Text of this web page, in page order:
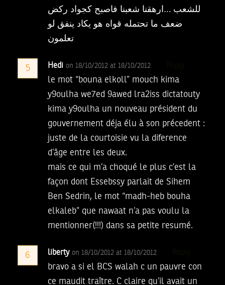
للشعب …ارهقنا شعبنا فاصبح كجواد ركض
ضعف ما تحتمله قواه هو يكاد ينفق لو
تعلمون
5 Hedi on 18/10/2012 at 18/10/2012
le mot “bouna elkoll” mouch kima
y9oulha we7ed 9awed lra2iss dictatouty
kima y9oulha un nouveau président du
gouvernement déja élu à son précedent :
juste de la courtoisie vu la diference
d’âge entre les deux.
mais ce qui m’a choqué le plus c’est la
façon dont Essebssy parlait de Sihem
Ben Sedrin, le mot “madh-heb bouha
elkaleb” que nawaat n’a pas voulu la
mentionner(!!!) dans sa petite resumé.
6 liberty on 18/10/2012 at 18/10/2012
bravo a si el BCS walah c un pauvre con
ce maudit traître. C claire qu’il avait un